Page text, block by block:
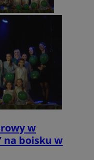
w
na boisku w